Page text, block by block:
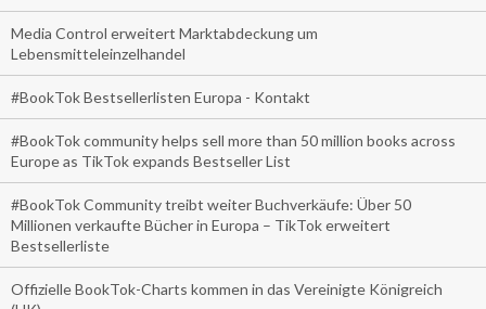
Media Control erweitert Marktabdeckung um
Lebensmitteleinzelhandel
#BookTok Bestsellerlisten Europa - Kontakt
#BookTok community helps sell more than 50 million books across
Europe as TikTok expands Bestseller List
#BookTok Community treibt weiter Buchverkäufe: Über 50
Millionen verkaufte Bücher in Europa – TikTok erweitert
Bestsellerliste
Offizielle BookTok-Charts kommen in das Vereinigte Königreich